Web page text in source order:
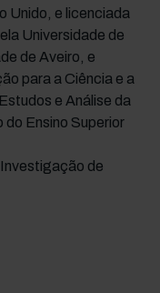
Unido, e licenciada
Universidade de
de Aveiro, e
para a Ciência e a
e Análise da
Ensino Superior
de